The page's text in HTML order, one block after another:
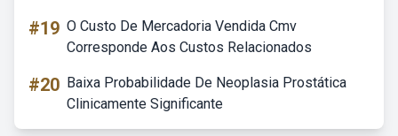
#19 O Custo De Mercadoria Vendida Cmv
Corresponde Aos Custos Relacionados
#20 Baixa Probabilidade De Neoplasia Prostática
Clinicamente Significante